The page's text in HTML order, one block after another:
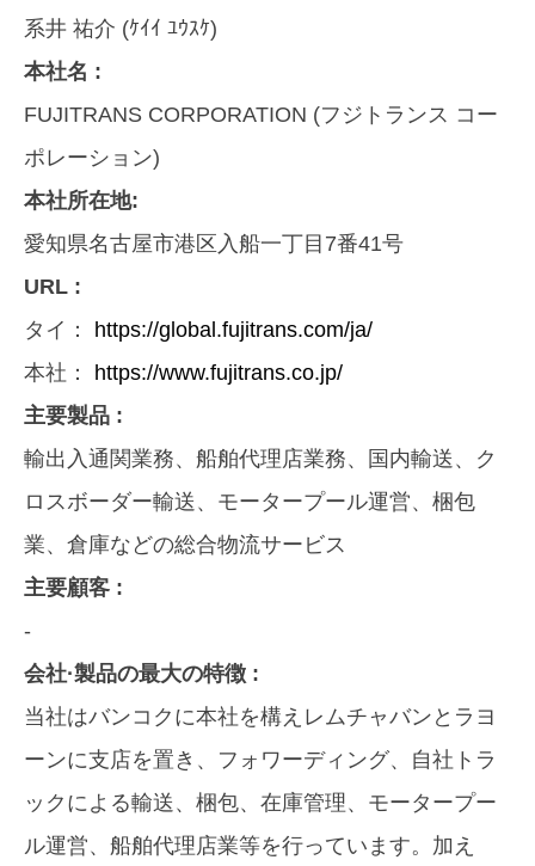
系井 祐介 (ｹｲｲ ﾕｳｽｹ)
本社名 :
FUJITRANS CORPORATION (フジトランス コー
ポレーション)
本社所在地:
愛知県名古屋市港区入船一丁目7番41号
URL :
タイ： https://global.fujitrans.com/ja/
本社： https://www.fujitrans.co.jp/
主要製品 :
輸出入通関業務、船舶代理店業務、国内輸送、ク
ロスボーダー輸送、モータープール運営、梱包
業、倉庫などの総合物流サービス
主要顧客 :
-
会社·製品の最大の特徴 :
当社はバンコクに本社を構えレムチャバンとラヨ
ーンに支店を置き、フォワーディング、自社トラ
ックによる輸送、梱包、在庫管理、モータープー
ル運営、船舶代理店業等を行っています。加え